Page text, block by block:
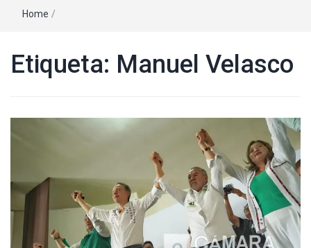
Home /
Etiqueta: Manuel Velasco